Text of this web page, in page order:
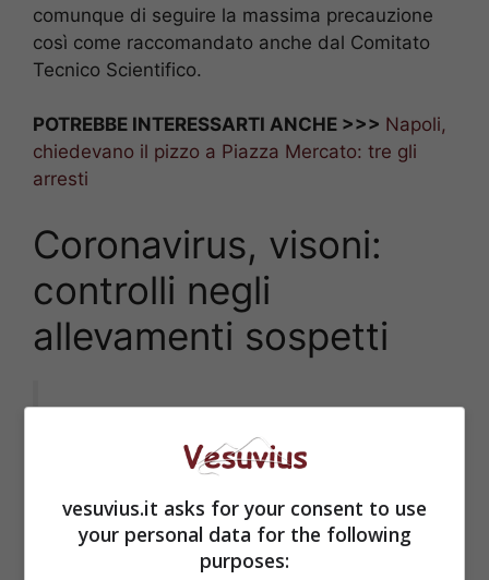
comunque di seguire la massima precauzione
così come raccomandato anche dal Comitato
Tecnico Scientifico.
POTREBBE INTERESSARTI ANCHE >>> Napoli,
chiedevano il pizzo a Piazza Mercato: tre gli
arresti
Coronavirus, visoni:
controlli negli
allevamenti sospetti
allevamenti in#Italia: arriva
https://t.co/lpiNyn67FU
vesuvius.it asks for your consent to use
your personal data for the following
purposes: